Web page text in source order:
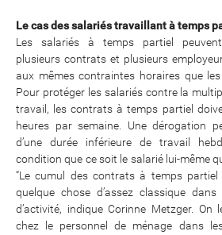
Le cas des salariés travaillant à temps
Les salariés à temps partiel
plusieurs contrats et plusieurs
aux mêmes contraintes horaires que
Pour protéger les salariés contre la
travail, les contrats à temps partiel
heures par semaine. Une dérogation
d’une durée inférieure de travail
condition que ce soit le salarié lui-même
“Le cumul des contrats à temps partiel
quelque chose d’assez classique
d’activité, indique Corinne Metzger. On
chez le personnel de ménage dans